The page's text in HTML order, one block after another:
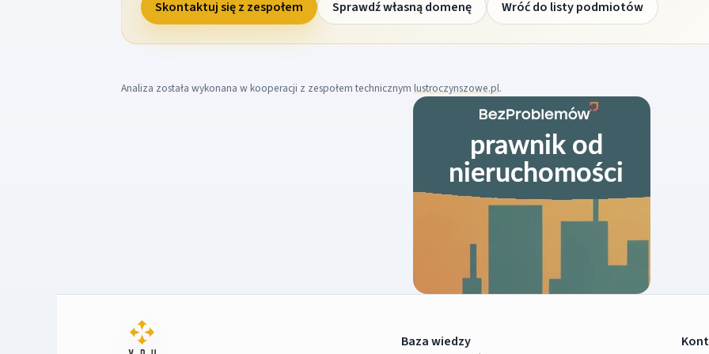
Skontaktuj się z zespołem Sprawdź własną domenę Wróć do listy podmiotów
Analiza została wykonana w kooperacji z zespołem technicznym lustroczynszowe.pl.
Baza wiedzy